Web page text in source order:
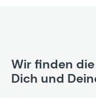
Wir finden
Dich und